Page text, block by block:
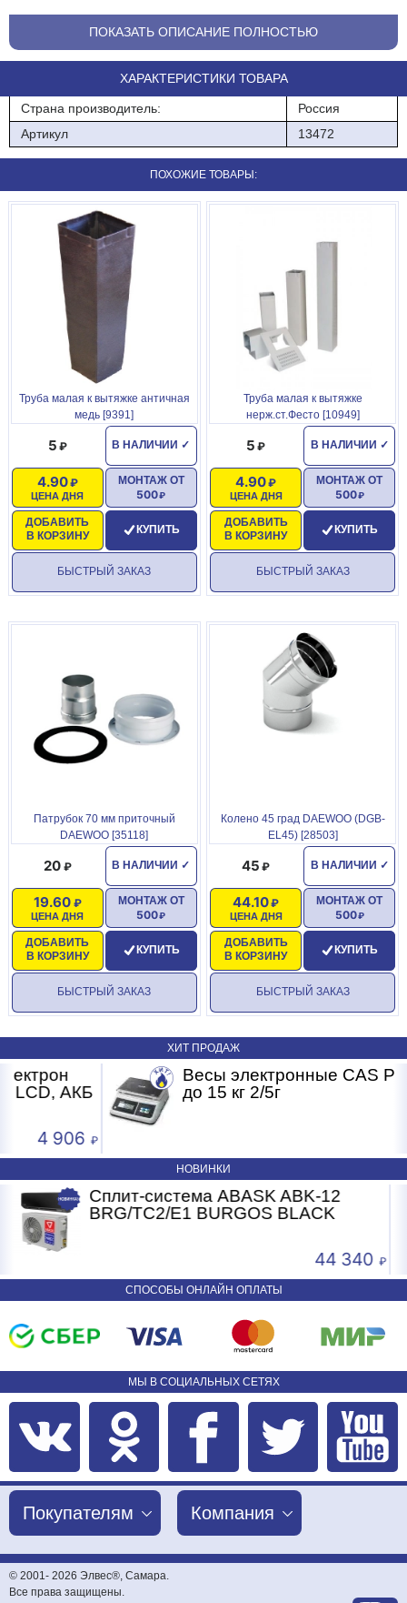
Материал - Сталь
Размеры 300х300х160
ПОКАЗАТЬ ОПИСАНИЕ ПОЛНОСТЬЮ
ХАРАКТЕРИСТИКИ ТОВАРА
Страна производитель:
Россия
Артикул
13472
ПОХОЖИЕ ТОВАРЫ:
Труба малая к вытяжке античная
медь [9391]
В НАЛИЧИИ ✓
5
ЦЕНА ДНЯ
4.90
ДОБАВИТЬ
В КОРЗИНУ
МОНТАЖ ОТ
500
КУПИТЬ
БЫСТРЫЙ ЗАКАЗ
Труба малая к вытяжке
нерж.ст.Фесто [10949]
В НАЛИЧИИ ✓
5
ЦЕНА ДНЯ
4.90
ДОБАВИТЬ
В КОРЗИНУ
МОНТАЖ ОТ
500
КУПИТЬ
БЫСТРЫЙ ЗАКАЗ
Патрубок 70 мм приточный
DAEWOO [35118]
В НАЛИЧИИ ✓
20
ЦЕНА ДНЯ
19.60
ДОБАВИТЬ
В КОРЗИНУ
МОНТАЖ ОТ
500
КУПИТЬ
БЫСТРЫЙ ЗАКАЗ
Колено 45 град DAEWOO (DGB-
EL45) [28503]
В НАЛИЧИИ ✓
45
ЦЕНА ДНЯ
44.10
ДОБАВИТЬ
В КОРЗИНУ
МОНТАЖ ОТ
500
КУПИТЬ
БЫСТРЫЙ ЗАКАЗ
ХИТ ПРОДАЖ
Весы электронные CAS PRII -15CD
до 15 кг 2/5г
НОВИНКИ
Сплит-система ABASK ABK-07
BRG/TC2/E1 BURGOS BLACK
24
СПОСОБЫ ОНЛАЙН ОПЛАТЫ
МЫ В СОЦИАЛЬНЫХ СЕТЯХ
Покупателям Компания
© 2001- 2026 Элвес®, Самара.
Все права защищены.